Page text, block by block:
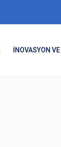
İNOVASYON